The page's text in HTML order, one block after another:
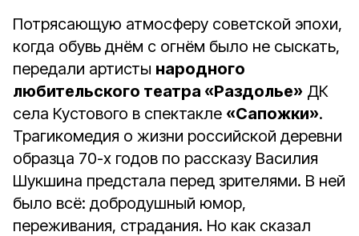
Потрясающую атмосферу советской эпохи,
когда обувь днём с огнём было не сыскать,
передали артисты народного
любительского театра «Раздолье» ДК
села Кустового в спектакле «Сапожки».
Трагикомедия о жизни российской деревни
образца 70-х годов по рассказу Василия
Шукшина предстала перед зрителями. В ней
было всё: добродушный юмор,
переживания, страдания. Но как сказал